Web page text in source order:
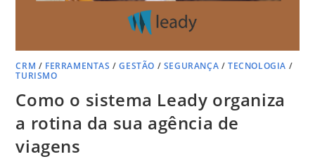
CRM / FERRAMENTAS /GESTÃO / SEGURANÇA /TECNOLOGIA /
TURISMO
Como o sistema Leady organiza
a rotina da sua agência de
viagens